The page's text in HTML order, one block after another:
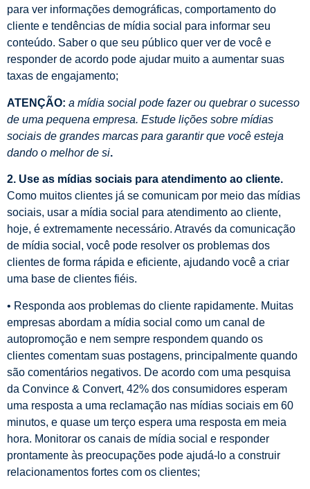
para ver informações demográficas, comportamento do
cliente e tendências de mídia social para informar seu
conteúdo. Saber o que seu público quer ver de você e
responder de acordo pode ajudar muito a aumentar suas
taxas de engajamento;
ATENÇÃO: a mídia social pode fazer ou quebrar o sucesso
de uma pequena empresa. Estude lições sobre mídias
sociais de grandes marcas para garantir que você esteja
dando o melhor de si.
2. Use as mídias sociais para atendimento ao cliente.
Como muitos clientes já se comunicam por meio das mídias
sociais, usar a mídia social para atendimento ao cliente,
hoje, é extremamente necessário. Através da comunicação
de mídia social, você pode resolver os problemas dos
clientes de forma rápida e eficiente, ajudando você a criar
uma base de clientes fiéis.
• Responda aos problemas do cliente rapidamente. Muitas
empresas abordam a mídia social como um canal de
autopromoção e nem sempre respondem quando os
clientes comentam suas postagens, principalmente quando
são comentários negativos. De acordo com uma pesquisa
da Convince & Convert, 42% dos consumidores esperam
uma resposta a uma reclamação nas mídias sociais em 60
minutos, e quase um terço espera uma resposta em meia
hora. Monitorar os canais de mídia social e responder
prontamente às preocupações pode ajudá-lo a construir
relacionamentos fortes com os clientes;